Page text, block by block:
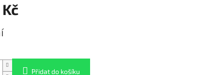
Přidat do košíku